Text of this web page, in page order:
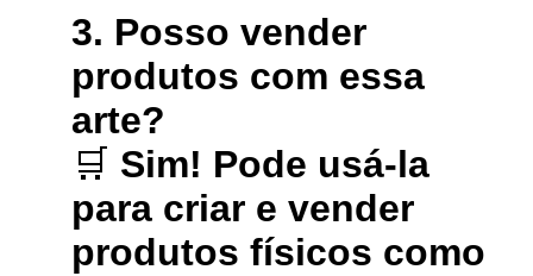
3. Posso vender
produtos com essa
arte?
🛒 Sim! Pode usá-la
para criar e vender
produtos físicos como